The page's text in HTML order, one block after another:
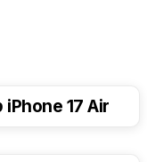
iPhone 17 Air